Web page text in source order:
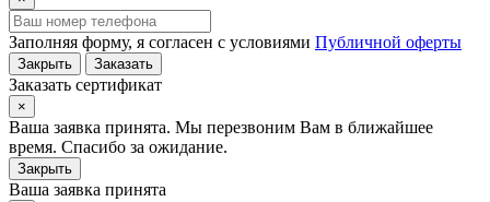
Заполняя форму, я согласен с условиями Публичной оферты
Закрыть Заказать
Заказать сертификат
×
Ваша заявка принята. Мы перезвоним Вам в ближайшее
время. Спасибо за ожидание.
Закрыть
Ваша заявка принята